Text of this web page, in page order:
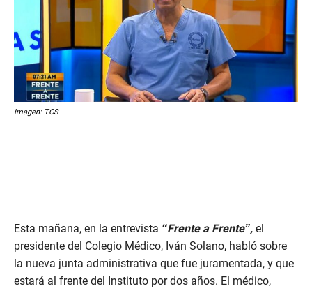
Imagen: TCS
Esta mañana, en la entrevista “Frente a Frente”, el
presidente del Colegio Médico, Iván Solano, habló sobre
la nueva junta administrativa que fue juramentada, y que
estará al frente del Instituto por dos años. El médico,